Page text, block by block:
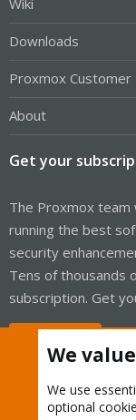
Wiki
Downloads
Proxmox Customer
About
Get your
The Proxmox team
running the best
security
Tens of thousands
subscription. Get
We
We use
optional